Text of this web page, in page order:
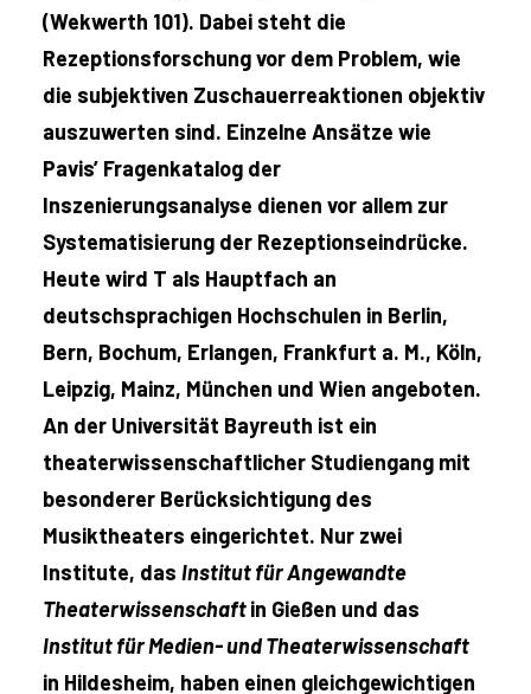
(Wekwerth 101). Dabei steht die
Rezeptionsforschung vor dem Problem, wie
die subjektiven Zuschauerreaktionen objektiv
auszuwerten sind. Einzelne Ansätze wie
Pavis’ Fragenkatalog der
Inszenierungsanalyse dienen vor allem zur
Systematisierung der Rezeptionseindrücke.
Heute wird T als Hauptfach an
deutschsprachigen Hochschulen in Berlin,
Bern, Bochum, Erlangen, Frankfurt a. M., Köln,
Leipzig, Mainz, München und Wien angeboten.
An der Universität Bayreuth ist ein
theaterwissenschaftlicher Studiengang mit
besonderer Berücksichtigung des
Musiktheaters eingerichtet. Nur zwei
Institute, das Institut für Angewandte
Theaterwissenschaftin Gießen und das
Institut für Medien-und Theaterwissenschaft
in Hildesheim, haben einen gleichgewichtigen